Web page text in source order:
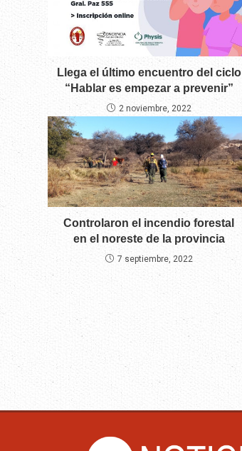
Llega el último encuentro del ciclo
“Hablar es empezar a prevenir”
2 noviembre, 2022
Controlaron el incendio forestal
en el noreste de la provincia
7 septiembre, 2022